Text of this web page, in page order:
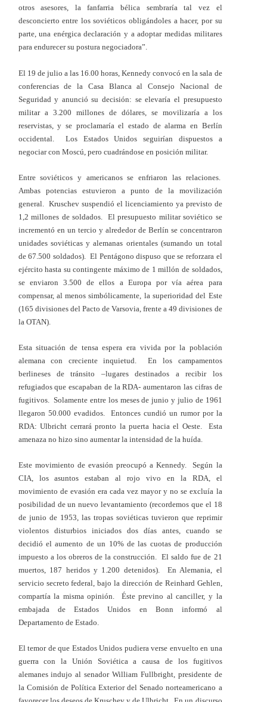
otros asesores, la fanfarria bélica sembraría tal vez el
desconcierto entre los soviéticos obligándoles a hacer, por su
parte, una enérgica declaración y a adoptar medidas militares
para endurecer su postura negociadora”.
El 19 de julio a las 16.00 horas, Kennedy convocó en la sala de
conferencias de la Casa Blanca al Consejo Nacional de
Seguridad y anunció su decisión: se elevaría el presupuesto
militar a 3.200 millones de dólares, se movilizaría a los
reservistas, y se proclamaría el estado de alarma en Berlín
occidental. Los Estados Unidos seguirían dispuestos a
negociar con Moscú, pero cuadrándose en posición militar.
Entre soviéticos y americanos se enfriaron las relaciones.
Ambas potencias estuvieron a punto de la movilización
general. Kruschev suspendió el licenciamiento ya previsto de
1,2 millones de soldados. El presupuesto militar soviético se
incrementó en un tercio y alrededor de Berlín se concentraron
unidades soviéticas y alemanas orientales (sumando un total
de 67.500 soldados). El Pentágono dispuso que se reforzara el
ejército hasta su contingente máximo de 1 millón de soldados,
se enviaron 3.500 de ellos a Europa por vía aérea para
compensar, al menos simbólicamente, la superioridad del Este
(165 divisiones del Pacto de Varsovia, frente a 49 divisiones de
la OTAN).
Esta situación de tensa espera era vivida por la población
alemana con creciente inquietud. En los campamentos
berlineses de tránsito –lugares destinados a recibir los
refugiados que escapaban de la RDA- aumentaron las cifras de
fugitivos. Solamente entre los meses de junio y julio de 1961
llegaron 50.000 evadidos. Entonces cundió un rumor por la
RDA: Ulbricht cerrará pronto la puerta hacia el Oeste. Esta
amenaza no hizo sino aumentar la intensidad de la huída.
Este movimiento de evasión preocupó a Kennedy. Según la
CIA, los asuntos estaban al rojo vivo en la RDA, el
movimiento de evasión era cada vez mayor y no se excluía la
posibilidad de un nuevo levantamiento (recordemos que el 18
de junio de 1953, las tropas soviéticas tuvieron que reprimir
violentos disturbios iniciados dos días antes, cuando se
decidió el aumento de un 10% de las cuotas de producción
impuesto a los obreros de la construcción. El saldo fue de 21
muertos, 187 heridos y 1.200 detenidos). En Alemania, el
servicio secreto federal, bajo la dirección de Reinhard Gehlen,
compartía la misma opinión. Éste previno al canciller, y la
embajada de Estados Unidos en Bonn informó al
Departamento de Estado.
El temor de que Estados Unidos pudiera verse envuelto en una
guerra con la Unión Soviética a causa de los fugitivos
alemanes indujo al senador William Fullbright, presidente de
la Comisión de Política Exterior del Senado norteamericano a